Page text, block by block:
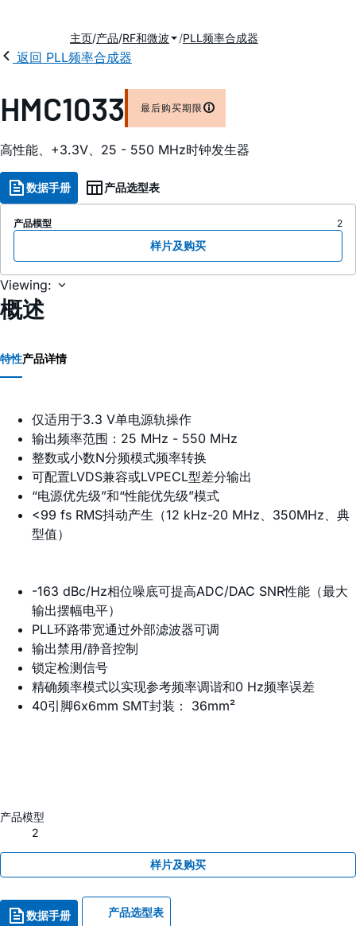
主页 产品 RF和微波 PLL频率合成器
返回 PLL频率合成器
HMC1033 最后购买期限
高性能、+3.3V、25 - 550 MHz时钟发生器
数据手册 产品选型表
产品模型 2
样片及购买
Viewing:
概述
特性产品详情
仅适用于3.3 V单电源轨操作
输出频率范围：25 MHz - 550 MHz
整数或小数N分频模式频率转换
可配置LVDS兼容或LVPECL型差分输出
“电源优先级”和“性能优先级”模式
<99 fs RMS抖动产生（12 kHz-20 MHz、350MHz、典
型值）
-163 dBc/Hz相位噪底可提高ADC/DAC SNR性能（最大
输出摆幅电平）
PLL环路带宽通过外部滤波器可调
输出禁用/静音控制
锁定检测信号
精确频率模式以实现参考频率调谐和0 Hz频率误差
40引脚6x6mm SMT封装： 36mm²
产品模型
2
样片及购买
数据手册 产品选型表